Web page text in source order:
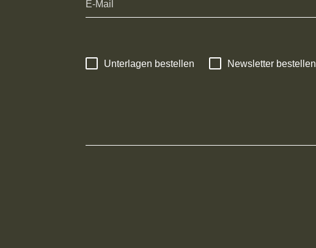
Unterlagen bestellen Newsletter bestellen